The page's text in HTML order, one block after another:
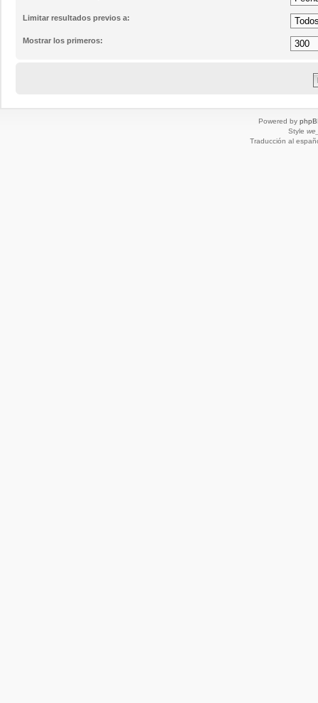
Limitar resultados previos a:
Mostrar los primeros:
Powered by
Style
Traducción al